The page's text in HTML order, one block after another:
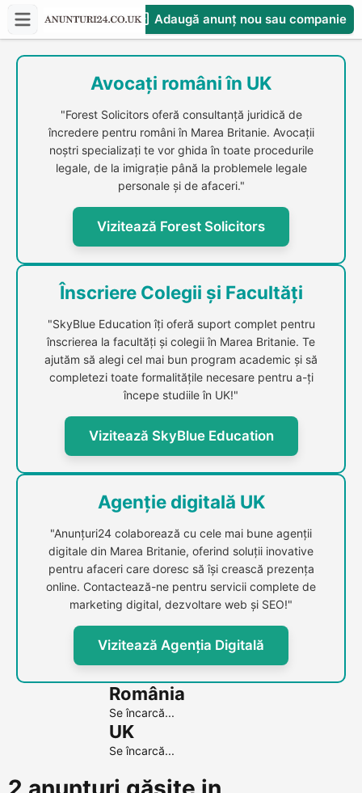
Adaugă anunț nou sau companie
CompaniesS
Avocați români în UK
"Forest Solicitors oferă consultanță juridică de
încredere pentru români în Marea Britanie. Avocații
noștri specializați te vor ghida în toate procedurile
legale, de la imigrație până la problemele legale
personale și de afaceri."
Vizitează Forest Solicitors
Înscriere Colegii și Facultăți
"SkyBlue Education îți oferă suport complet pentru
înscrierea la facultăți și colegii în Marea Britanie. Te
ajutăm să alegi cel mai bun program academic și să
completezi toate formalitățile necesare pentru a-ți
începe studiile în UK!"
Vizitează SkyBlue Education
Agenție digitală UK
"Anunțuri24 colaborează cu cele mai bune agenții
digitale din Marea Britanie, oferind soluții inovative
pentru afaceri care doresc să își crească prezența
online. Contactează-ne pentru servicii complete de
marketing digital, dezvoltare web și SEO!"
Vizitează Agenția Digitală
România
Se încarcă...
UK
Se încarcă...